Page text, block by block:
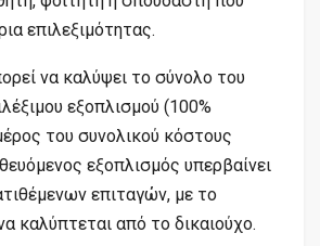
επιλεξιμότητας.
να καλύψει το σύνολο του
εξοπλισμού (100%
του συνολικού κόστους
εξοπλισμός υπερβαίνει
επιταγών, με το
καλύπτεται από το δικαιούχο.